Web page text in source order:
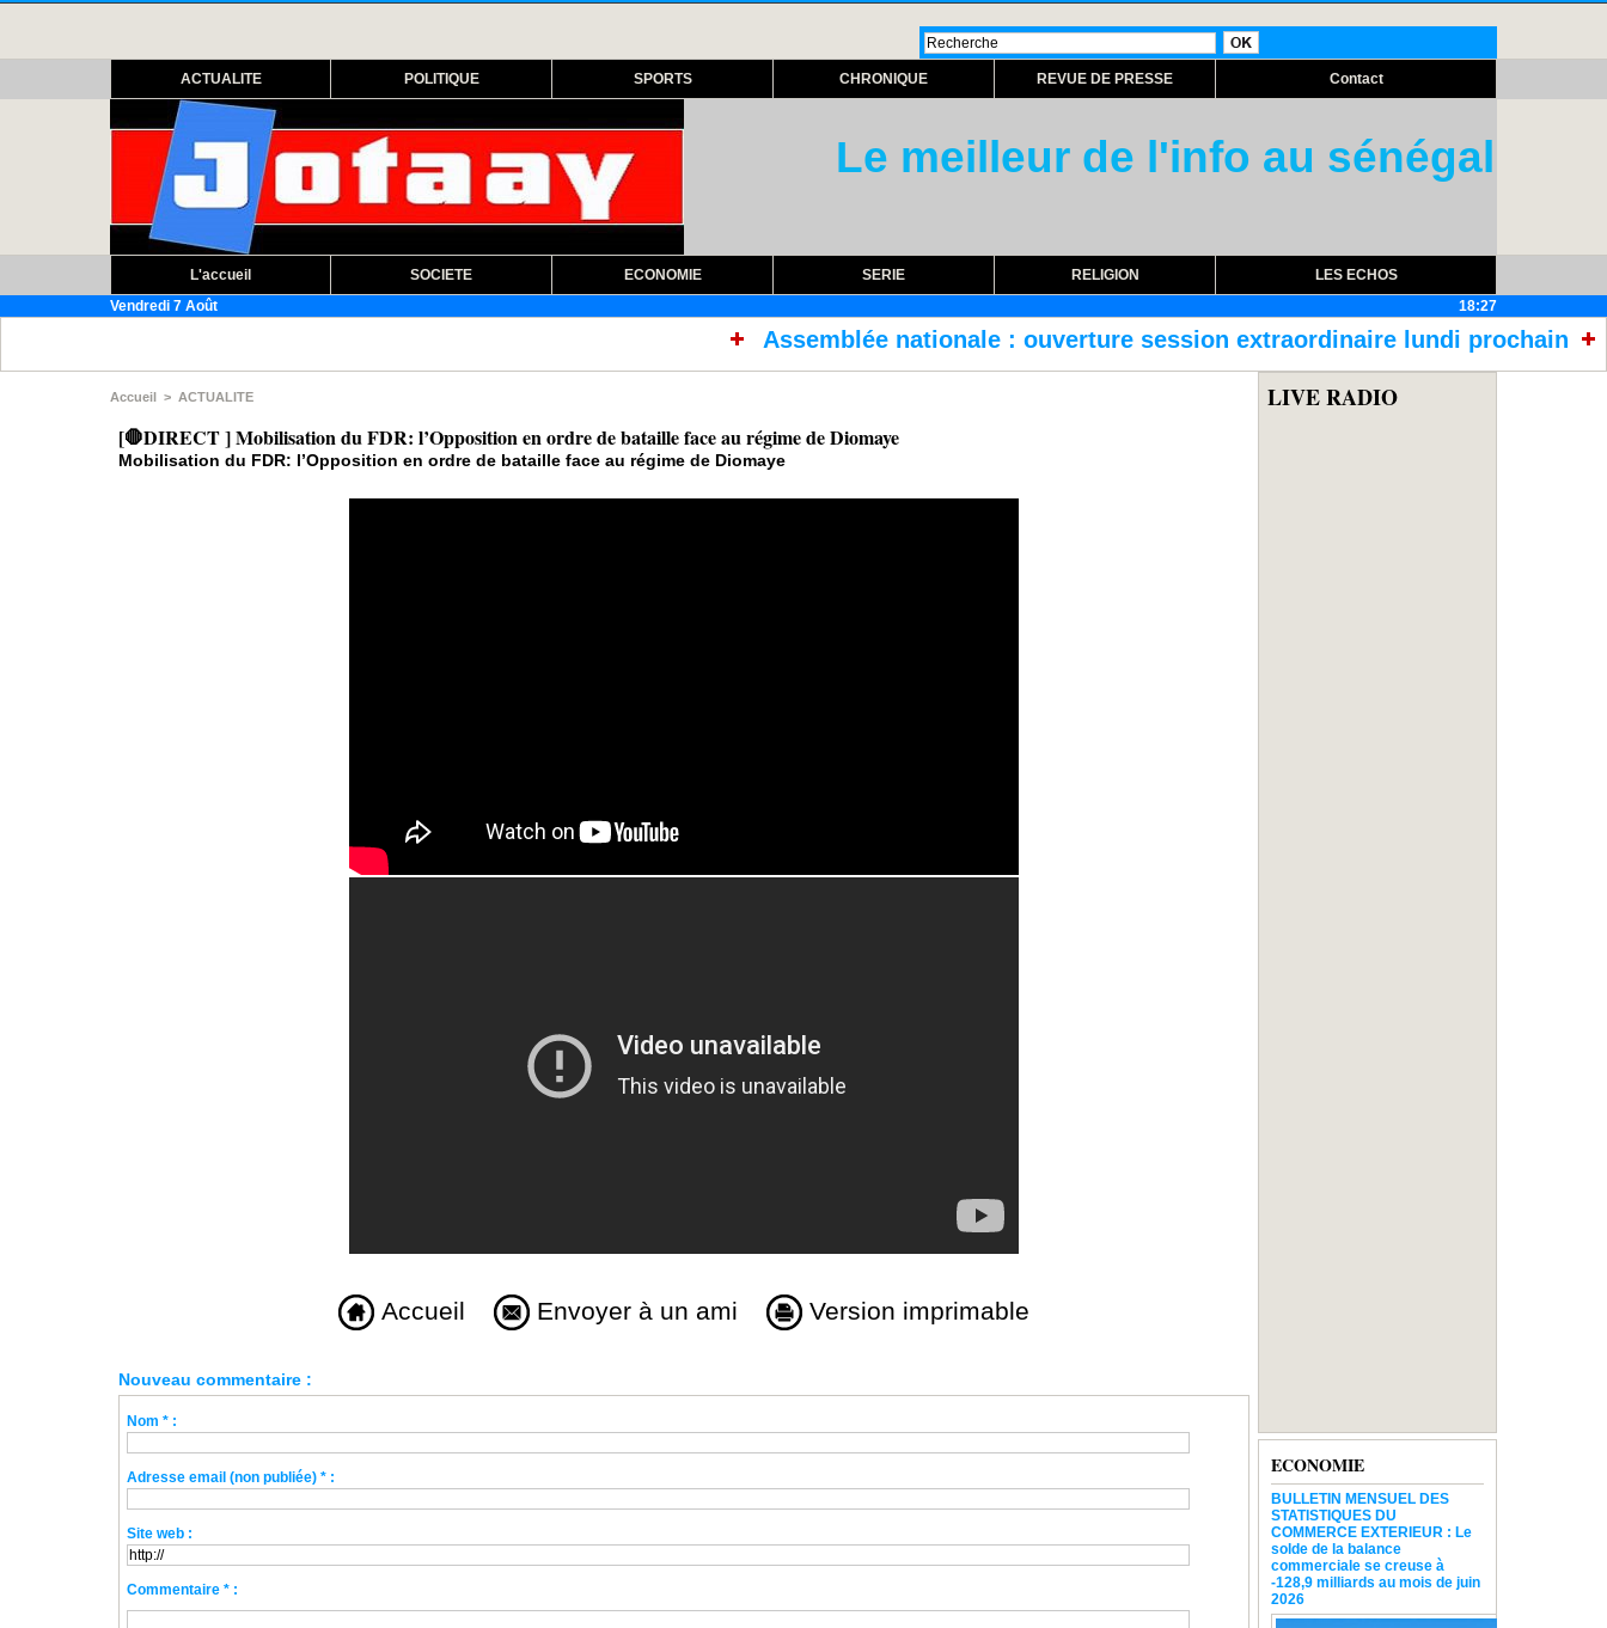
ACTUALITE POLITIQUE SPORTS CHRONIQUE REVUE DE PRESSE Contact
Le meilleur de l'info au sénégal
L'accueil SOCIETE ECONOMIE SERIE RELIGION
LES ECHOS
Vendredi 7 Août
18:27
Assemblée nationale : ouverture session extraordinaire lundi prochain RÉFORME
Accueil > ACTUALITE
[🛑DIRECT ] Mobilisation du FDR: l’Opposition en ordre de bataille face au régime de Diomaye
Mobilisation du FDR: l’Opposition en ordre de bataille face au régime de Diomaye
Accueil Envoyer à un ami Version imprimable
Nouveau commentaire :
Nom * :
Adresse email (non publiée) * :
Site web :
Commentaire * :
LIVE RADIO
ECONOMIE
BULLETIN MENSUEL DES
STATISTIQUES DU
COMMERCE EXTERIEUR : Le
solde de la balance
commerciale se creuse à
-128,9 milliards au mois de juin
2026